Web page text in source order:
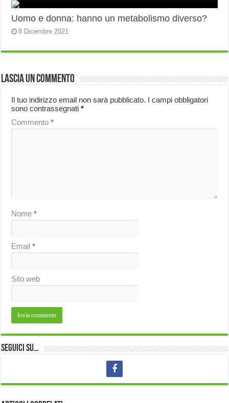
Uomo e donna: hanno un metabolismo diverso?
8 Dicembre 2021
Lascia un commento
Il tuo indirizzo email non sarà pubblicato. I campi obbligatori
sono contrassegnati*
Commento*
Nome*
Email*
Sito web
Seguici su…